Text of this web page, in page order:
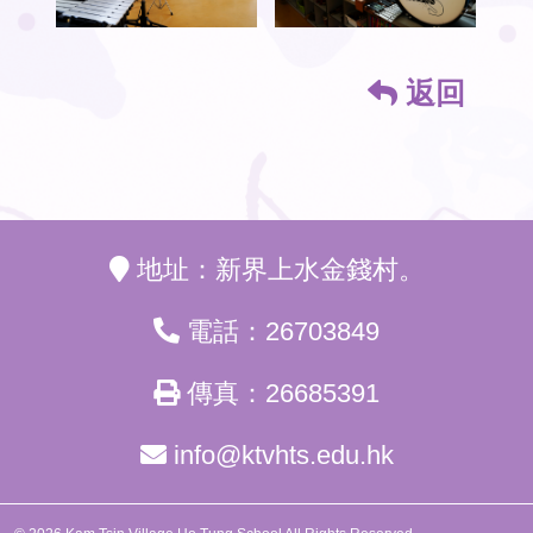
返回
地址：新界上水金錢村。
電話：26703849
傳真：26685391
info@ktvhts.edu.hk